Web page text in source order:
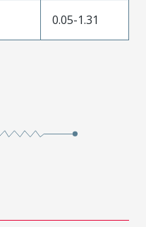
0.05-1.31